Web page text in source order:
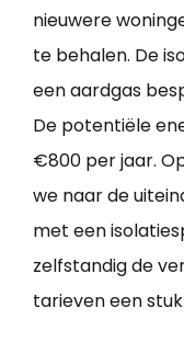
nieuwere
te behalen. De
een aardgas
De potentiële
€800 per jaar.
we naar de
met een
zelfstandig de
tarieven een